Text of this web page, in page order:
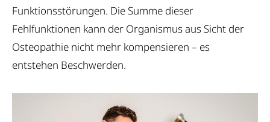
Funktionsstörungen. Die Summe dieser
Fehlfunktionen kann der Organismus aus Sicht der
Osteopathie nicht mehr kompensieren – es
entstehen Beschwerden.